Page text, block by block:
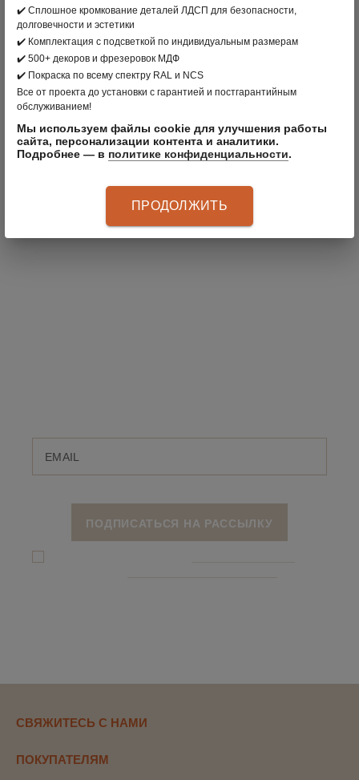
Фото и видео смотрите
в наших социальных
сетях.
СВЯЖИТЕСЬ С НАМИ
ПОКУПАТЕЛЯМ
✔️ Сплошное кромкование деталей ЛДСП для безопасности,
долговечности и эстетики
✔️ Комплектация с подсветкой по индивидуальным размерам
✔️ 500+ декоров и фрезеровок МДФ
✔️ Покраска по всему спектру RAL и NCS
Все от проекта до установки с гарантией и постгарантийным
обслуживанием!
Мы используем файлы cookie для улучшения работы
сайта, персонализации контента и аналитики.
Подробнее — в политике конфиденциальности.
ПРОДОЛЖИТЬ